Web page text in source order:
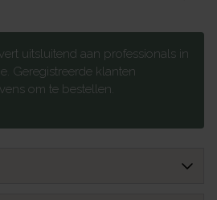
uitsluitend aan professionals in
Geregistreerde klanten
om te bestellen.